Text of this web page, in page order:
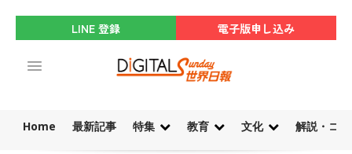
LINE 登録 電子版申し込み
Home 最新記事 特集 教育 文化 解説・コ